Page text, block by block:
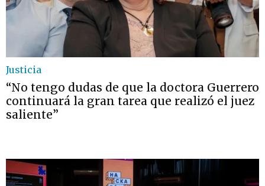
Justicia
“No tengo dudas de que la doctora Guerrero
continuará la gran tarea que realizó el juez
saliente”